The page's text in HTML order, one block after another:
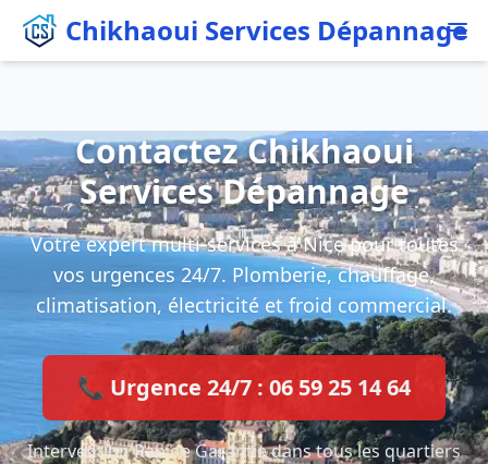
Chikhaoui Services Dépannage
Contactez Chikhaoui
Services Dépannage
Votre expert multi-services à Nice pour toutes
vos urgences 24/7. Plomberie, chauffage,
climatisation, électricité et froid commercial.
📞 Urgence 24/7 : 06 59 25 14 64
Intervention Rapide Garantie dans tous les quartiers